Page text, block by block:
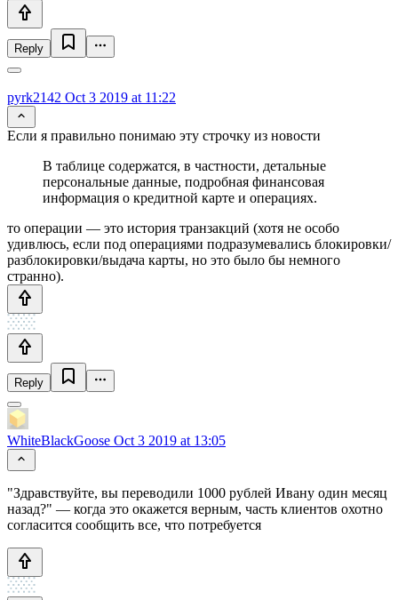
Reply
pyrk2142 Oct 3 2019 at 11:22
Если я правильно понимаю эту строчку из новости
В таблице содержатся, в частности, детальные
персональные данные, подробная финансовая
информация о кредитной карте и операциях.
то операции — это история транзакций (хотя не особо
удивлюсь, если под операциями подразумевались блокировки/
разблокировки/выдача карты, но это было бы немного
странно).
Reply
WhiteBlackGoose Oct 3 2019 at 13:05
"Здравствуйте, вы переводили 1000 рублей Ивану один месяц
назад?" — когда это окажется верным, часть клиентов охотно
согласится сообщить все, что потребуется